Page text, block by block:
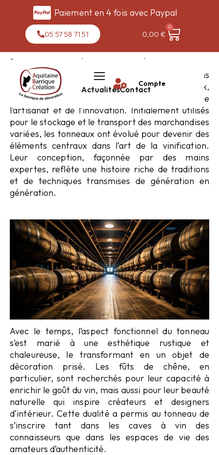
Paiement en 4 fois avec Paypal
05 57 58 71 51 0,00€
0
ActualitésContact
Compte
De l'Histoire à l'Usage Décoratif
Le tonneau, au-delà de son rôle traditionnel dans
le stockage et la maturation des vins et spiritueux,
a traversé les siècles comme un symbole de
l’artisanat et de l’innovation. Initialement utilisés
pour le stockage et le transport des marchandises
variées, les tonneaux ont évolué pour devenir des
éléments centraux dans l’art de la vinification.
Leur conception, façonnée par des mains
expertes, reflète une histoire riche de traditions
et de techniques transmises de génération en
génération.
Avec le temps, l’aspect fonctionnel du tonneau
s’est marié à une esthétique rustique et
chaleureuse, le transformant en un objet de
décoration prisé. Les fûts de chêne, en
particulier, sont recherchés pour leur capacité à
enrichir le goût du vin, mais aussi pour leur beauté
naturelle qui inspire créateurs et designers
d’intérieur. Cette dualité a permis au tonneau de
s’inscrire tant dans les caves à vin des
connaisseurs que dans les espaces de vie des
amateurs d’authenticité.